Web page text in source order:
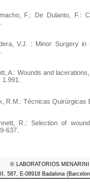
F.: De Dulanto, F.:
V.J. : Minor Surgery in
A.: Wounds and
R.M.: Técnicas Quirúrgicas
R.: Selection of
637.
© LABORATORIOS
587, E-08918 Badalona